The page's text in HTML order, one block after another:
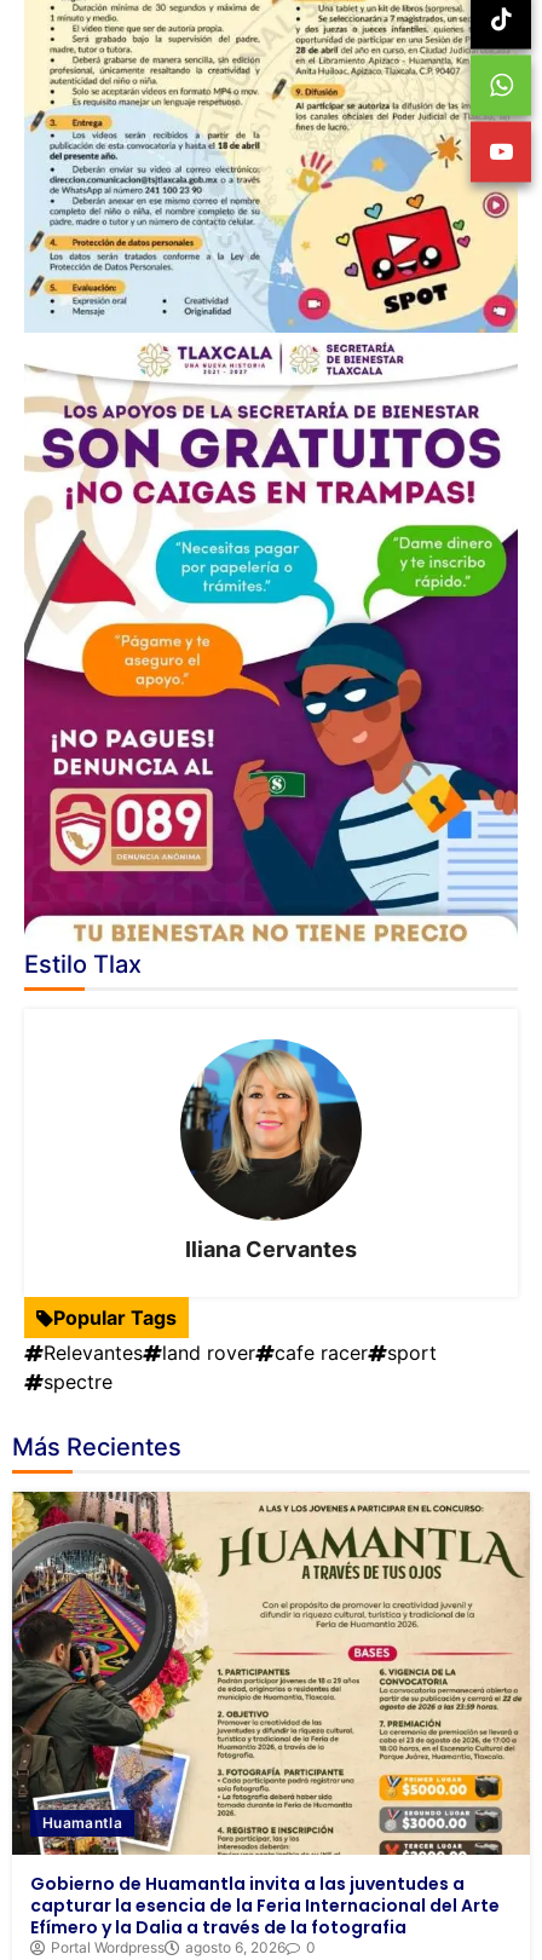
Estilo Tlax
Iliana Cervantes
Popular Tags
Relevantes
land rover cafe racer
sport
spectre
Más Recientes
Huamantla
Gobierno de Huamantla invita a las juventudes a
capturar la esencia de la Feria Internacional del Arte
Efímero y la Dalia a través de la fotografia
Portal Wordpress agosto 6, 2026 0